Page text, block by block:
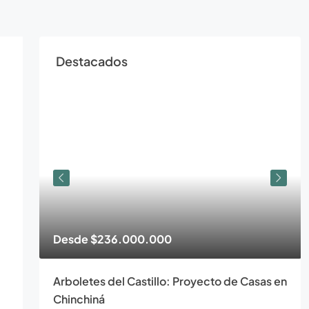
Destacados
Desde$236.000.000
Arboletes del Castillo: Proyecto de Casas en
Chinchiná